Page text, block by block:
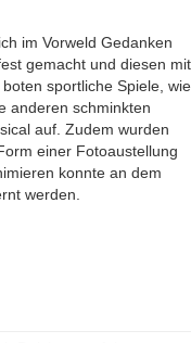
im Vorweld Gedanken
gemacht und diesen mit
sportliche Spiele, wie
anderen schminkten
auf. Zudem wurden
einer Fotoaustellung
konnte an dem
werden.